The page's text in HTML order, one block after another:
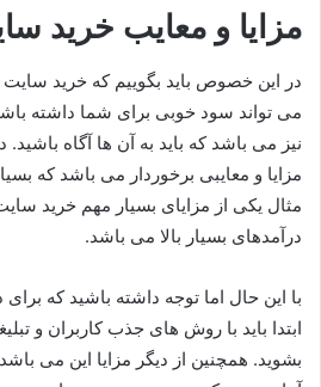
مزایا و معایب خرید
در این خصوص باید بگوییم که خرید
می تواند سود خوبی برای شما داشته
نیز می باشد که باید به آن ها آگاه باشید.
مزایا و معایبی برخوردار می باشد که
مثال یکی از مزایای بسیار مهم خرید
درآمدهای بسیار بالا می باشد.
با این حال اما توجه داشته باشید که
ابتدا باید با روش های جذب کاربران و
بشوید. همچنین از دیگر مزایا این می